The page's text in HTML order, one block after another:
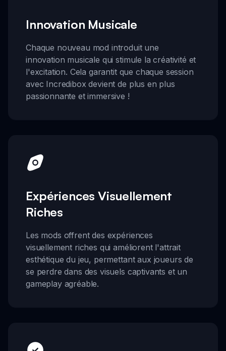
Innovation Musicale
Chaque nouveau mod introduit une
innovation musicale qui stimule la créativité et
l'excitation. Cela garantit que chaque session
avec Incredibox devient de plus en plus
passionnante et immersive !
Expériences Visuellement
Riches
Les mods offrent des expériences
visuellement riches qui améliorent l'attrait
esthétique du jeu, permettant aux joueurs de
se perdre dans des visuels captivants et un
gameplay agréable.